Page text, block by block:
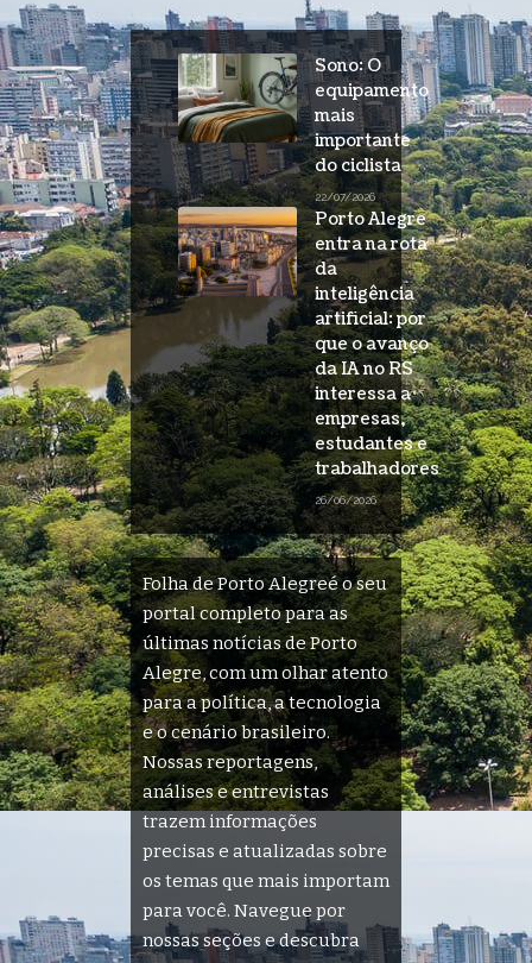
Sono: O
equipamento
mais
importante
do ciclista
22/07/2026
Porto Alegre
entra na rota
da
inteligência
artificial: por
que o avanço
da IA no RS
interessa a
empresas,
estudantes e
trabalhadores
26/06/2026
Folha de Porto Alegreé o seu
portal completo para as
últimas notícias de Porto
Alegre, com um olhar atento
para a política, a tecnologia
e o cenário brasileiro.
Nossas reportagens,
análises e entrevistas
trazem informações
precisas e atualizadas sobre
os temas que mais importam
para você. Navegue por
nossas seções e descubra